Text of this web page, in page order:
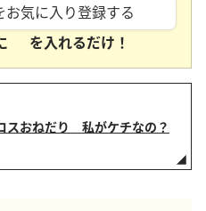
お気に入り登録する
を入れるだけ！
スおねだり 私がケチなの？